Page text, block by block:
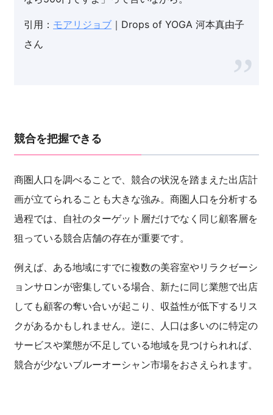
引用： モアリジョブ ｜Drops of YOGA 河本真由子
さん
競合を把握できる
商圏人口を調べることで、競合の状況を踏まえた出店計
画が立てられることも大きな強み。商圏人口を分析する
過程では、自社のターゲット層だけでなく同じ顧客層を
狙っている競合店舗の存在が重要です。
例えば、ある地域にすでに複数の美容室やリラクゼーシ
ョンサロンが密集している場合、新たに同じ業態で出店
しても顧客の奪い合いが起こり、収益性が低下するリス
クがあるかもしれません。逆に、人口は多いのに特定の
サービスや業態が不足している地域を見つけられれば、
競合が少ないブルーオーシャン市場をおさえられます。